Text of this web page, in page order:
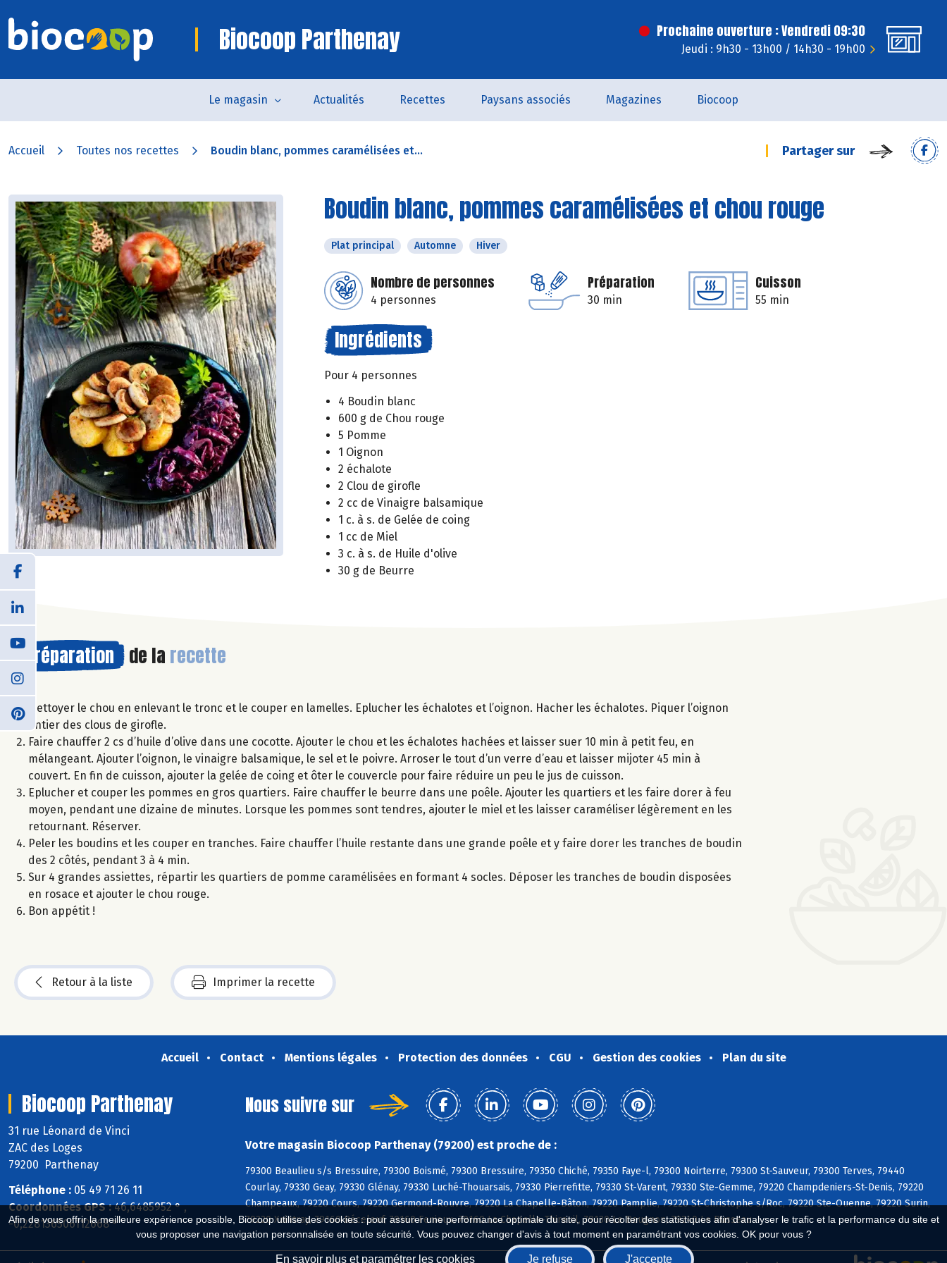
Afin de vous offrir la meilleure expérience possible, Biocoop utilise des cookies : pour assurer une performance optimale du site, pour récolter des statistiques afin d'analyser le trafic et la performance du site et
vous proposer une navigation personnalisée en toute sécurité. Vous pouvez changer d'avis à tout moment en paramétrant vos cookies. OK pour vous ?
En savoir plus et paramétrer les cookies Je refuse J'accepte
Biocoop Parthenay Prochaine ouverture : Vendredi 09:30
Jeudi : 9h30 - 13h00 / 14h30 - 19h00
Le magasin Actualités Recettes Paysans associés Magazines Biocoop
Accueil Toutes nos recettes Boudin blanc, pommes caramélisées et... Partager sur
Boudin blanc, pommes caramélisées et chou rouge
Plat principal Automne Hiver
Nombre de personnes
4 personnes
Préparation
30 min
Cuisson
55 min
Ingrédients
Pour 4 personnes
4 Boudin blanc
600 g de Chou rouge
5 Pomme
1 Oignon
2 échalote
2 Clou de girofle
2 cc de Vinaigre balsamique
1 c. à s. de Gelée de coing
1 cc de Miel
3 c. à s. de Huile d'olive
30 g de Beurre
Préparation de la recette
Nettoyer le chou en enlevant le tronc et le couper en lamelles. Eplucher les échalotes et l’oignon. Hacher les échalotes. Piquer l’oignon
entier des clous de girofle.
Faire chauffer 2 cs d’huile d’olive dans une cocotte. Ajouter le chou et les échalotes hachées et laisser suer 10 min à petit feu, en
mélangeant. Ajouter l’oignon, le vinaigre balsamique, le sel et le poivre. Arroser le tout d’un verre d’eau et laisser mijoter 45 min à
couvert. En fin de cuisson, ajouter la gelée de coing et ôter le couvercle pour faire réduire un peu le jus de cuisson.
Eplucher et couper les pommes en gros quartiers. Faire chauffer le beurre dans une poêle. Ajouter les quartiers et les faire dorer à feu
moyen, pendant une dizaine de minutes. Lorsque les pommes sont tendres, ajouter le miel et les laisser caraméliser légèrement en les
retournant. Réserver.
Peler les boudins et les couper en tranches. Faire chauffer l’huile restante dans une grande poêle et y faire dorer les tranches de boudin
des 2 côtés, pendant 3 à 4 min.
Sur 4 grandes assiettes, répartir les quartiers de pomme caramélisées en formant 4 socles. Déposer les tranches de boudin disposées
en rosace et ajouter le chou rouge.
Bon appétit !
Retour à la liste Imprimer la recette
Accueil Contact Mentions légales Protection des données CGU Gestion des cookies Plan du site
Biocoop Parthenay
31 rue Léonard de Vinci
ZAC des Loges
79200 Parthenay
Téléphone : 05 49 71 26 11
Coordonnées GPS :46,6485952 ° ,
-0,228136506112668 °
Nous suivre sur
Votre magasin Biocoop Parthenay (79200) est proche de :
79300 Beaulieu s/s Bressuire, 79300 Boismé, 79300 Bressuire, 79350 Chiché, 79350 Faye-l, 79300 Noirterre, 79300 St-Sauveur, 79300 Terves, 79440
Courlay, 79330 Geay, 79330 Glénay, 79330 Luché-Thouarsais, 79330 Pierrefitte, 79330 St-Varent, 79330 Ste-Gemme, 79220 Champdeniers-St-Denis, 79220
Champeaux, 79220 Cours, 79220 Germond-Rouvre, 79220 La Chapelle-Bâton, 79220 Pamplie, 79220 St-Christophe s/Roc, 79220 Ste-Ouenne, 79220 Surin,
79220 Xaintray, 79160 Béceleuf, 79160 Fenioux, 79160 La Chapelle-Thireuil, 79130 Le Beugnon, 79240 Le Busseau